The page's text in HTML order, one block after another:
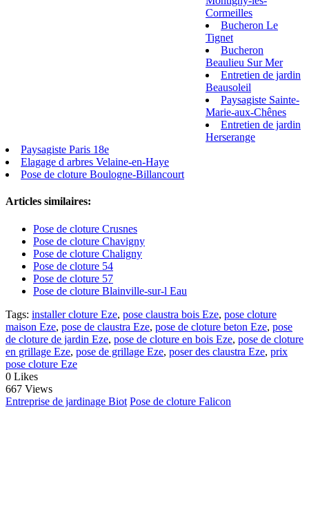
Cormeilles
Bucheron Le
Tignet
Bucheron
Beaulieu Sur Mer
Entretien de jardin
Beausoleil
Paysagiste Sainte-
Marie-aux-Chênes
Entretien de jardin
Herserange
Paysagiste Paris 18e
Elagage d arbres Velaine-en-Haye
Pose de cloture Boulogne-Billancourt
Articles similaires:
Pose de cloture Crusnes
Pose de cloture Chavigny
Pose de cloture Chaligny
Pose de cloture 54
Pose de cloture 57
Pose de cloture Blainville-sur-l Eau
Tags: installer cloture Eze, pose claustra bois Eze, pose cloture
maison Eze, pose de claustra Eze, pose de cloture beton Eze, pose
de cloture de jardin Eze, pose de cloture en bois Eze, pose de cloture
en grillage Eze, pose de grillage Eze, poser des claustra Eze, prix
pose cloture Eze
0 Likes
667 Views
Entreprise de jardinage Biot Pose de cloture Falicon